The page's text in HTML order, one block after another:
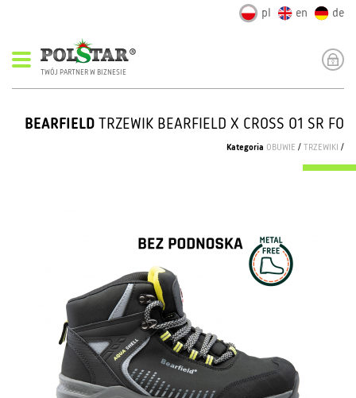
pl en de
TWÓJ PARTNER W BIZNESIE
BEARFIELD TRZEWIK BEARFIELD X CROSS O1 SR FO
Kategoria OBUWIE / TRZEWIKI /